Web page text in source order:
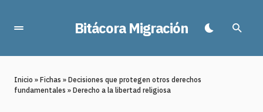
Bitácora Migración
Inicio » Fichas » Decisiones que protegen otros derechos
fundamentales » Derecho a la libertad religiosa